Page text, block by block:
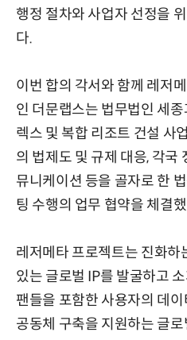
행정 절차와 사업자 선정을
다.
이번 합의 각서와 함께 레저
인 더문랩스는 법무법인 세
렉스 및 복합 리조트 건설 사
의 법제도 및 규제 대응, 각국
뮤니케이션 등을 골자로 한
팅 수행의 업무 협약을 체결
레저메타 프로젝트는 진화하
있는 글로벌 IP를 발굴하고
팬들을 포함한 사용자의 데
공동체 구축을 지원하는 글